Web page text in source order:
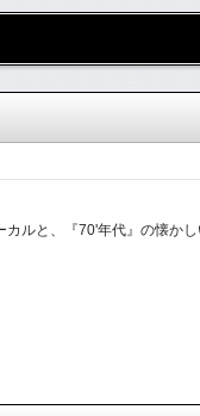
ルと、『70'年代』の懐か